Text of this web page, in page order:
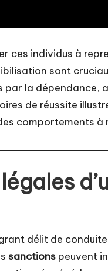
ces individus à
sont
la dépendance,
de réussite
comportements à
délit de
sanctions peuvent